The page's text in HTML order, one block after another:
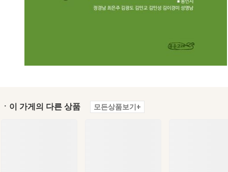
ㆍ이 가게의 다른 상품 모든상품보기+